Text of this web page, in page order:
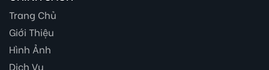
Trang Chủ
Giới Thiệu
Hình Ảnh
Dịch Vụ